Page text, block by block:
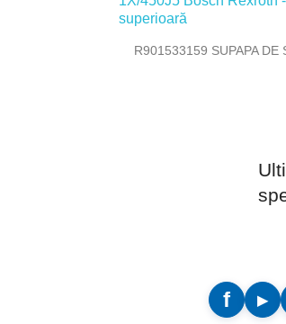
 Vizualizare
R901533159 SUPAPA DE